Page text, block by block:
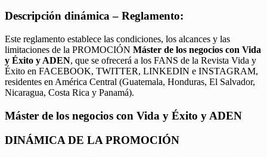
Descripción dinámica – Reglamento:
Este reglamento establece las condiciones, los alcances y las
limitaciones de la PROMOCIÓN Máster de los negocios con Vida
y Éxito y ADEN, que se ofrecerá a los FANS de la Revista Vida y
Éxito en FACEBOOK, TWITTER, LINKEDIN e INSTAGRAM,
residentes en América Central (Guatemala, Honduras, El Salvador,
Nicaragua, Costa Rica y Panamá).
Máster de los negocios con Vida y Éxito y ADEN
DINÁMICA DE LA PROMOCIÓN